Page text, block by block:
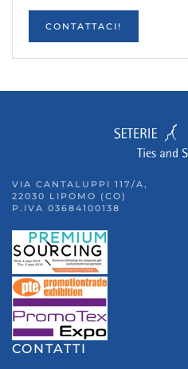
CONTATTACI!
VIA CANTALUPPI 117/A,
22030 LIPOMO (CO)
P.IVA 03684100138
CONTATTI